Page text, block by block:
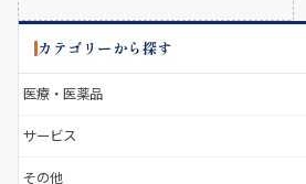
カテゴリーから探す
医療・医薬品
サービス
その他